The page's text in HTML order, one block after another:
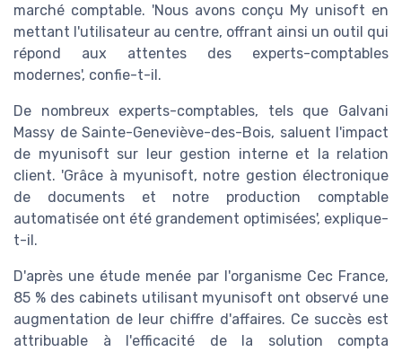
marché comptable. 'Nous avons conçu My unisoft en
mettant l'utilisateur au centre, offrant ainsi un outil qui
répond aux attentes des experts-comptables
modernes', confie-t-il.
De nombreux experts-comptables, tels que Galvani
Massy de Sainte-Geneviève-des-Bois, saluent l'impact
de myunisoft sur leur gestion interne et la relation
client. 'Grâce à myunisoft, notre gestion électronique
de documents et notre production comptable
automatisée ont été grandement optimisées', explique-
t-il.
D'après une étude menée par l'organisme Cec France,
85 % des cabinets utilisant myunisoft ont observé une
augmentation de leur chiffre d'affaires. Ce succès est
attribuable à l'efficacité de la solution compta